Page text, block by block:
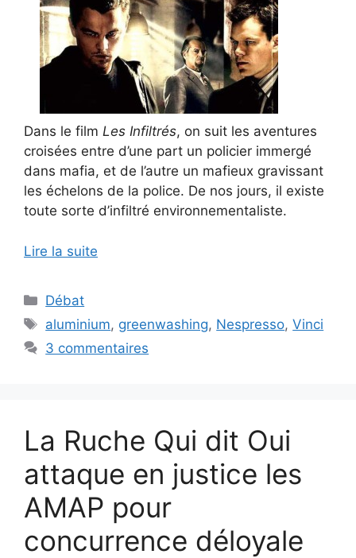
Dans le film Les Infiltrés, on suit les aventures
croisées entre d’une part un policier immergé
dans mafia, et de l’autre un mafieux gravissant
les échelons de la police. De nos jours, il existe
toute sorte d’infiltré environnementaliste.
Lire la suite
Catégories
Débat
Étiquettes
aluminium, greenwashing, Nespresso,Vinci
3 commentaires
La Ruche Qui dit Oui
attaque en justice les
AMAP pour
concurrence déloyale